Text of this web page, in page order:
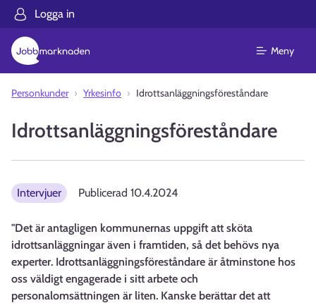
Logga in
Meny
Personkunder Yrkesinfo Idrottsanläggningsföreståndare
Idrottsanläggningsföreståndare
Intervjuer Publicerad 10.4.2024
"Det är antagligen kommunernas uppgift att sköta
idrottsanläggningar även i framtiden, så det behövs nya
experter. Idrottsanläggningsföreståndare är åtminstone hos
oss väldigt engagerade i sitt arbete och
personalomsättningen är liten. Kanske berättar det att